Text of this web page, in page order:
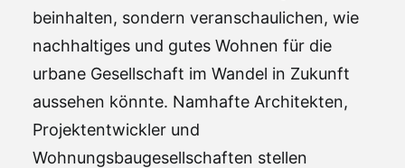
beinhalten, sondern veranschaulichen, wie
nachhaltiges und gutes Wohnen für die
urbane Gesellschaft im Wandel in Zukunft
aussehen könnte. Namhafte Architekten,
Projektentwickler und
Wohnungsbaugesellschaften stellen